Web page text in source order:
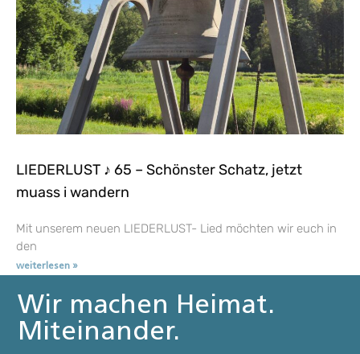
LIEDERLUST ♪ 65 – Schönster Schatz, jetzt
muass i wandern
Mit unserem neuen LIEDERLUST- Lied möchten wir euch in
den
weiterlesen »
Wir machen Heimat.
Miteinander.